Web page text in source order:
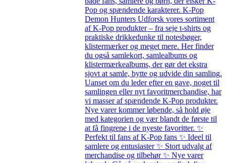
Pop og spændende karakterer. K-Pop
Demon Hunters Udforsk vores sortiment
af K-Pop produkter – fra seje t-shirts og
praktiske drikkedunke til notesbøger,
klistermærker og meget mere. Her finder
du også samlekort, samlealbums og
klistermærkealbums, der gør det ekstra
sjovt at samle, bytte og udvide din samling.
Uanset om du leder efter en gave, noget til
samlingen eller nyt favoritmerchandise, har
vi masser af spændende K-Pop produkter.
Nye varer kommer løbende, så hold øje
med kategorien og vær blandt de første til
at få fingrene i de nyeste favoritter. ✨
Perfekt til fans af K-Pop fans ✨ Ideel til
samlere og entusiaster ✨ Stort udvalg af
merchandise og tilbehør ✨ Nye varer